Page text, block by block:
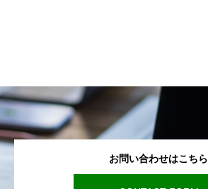
お問い合わせはこちら